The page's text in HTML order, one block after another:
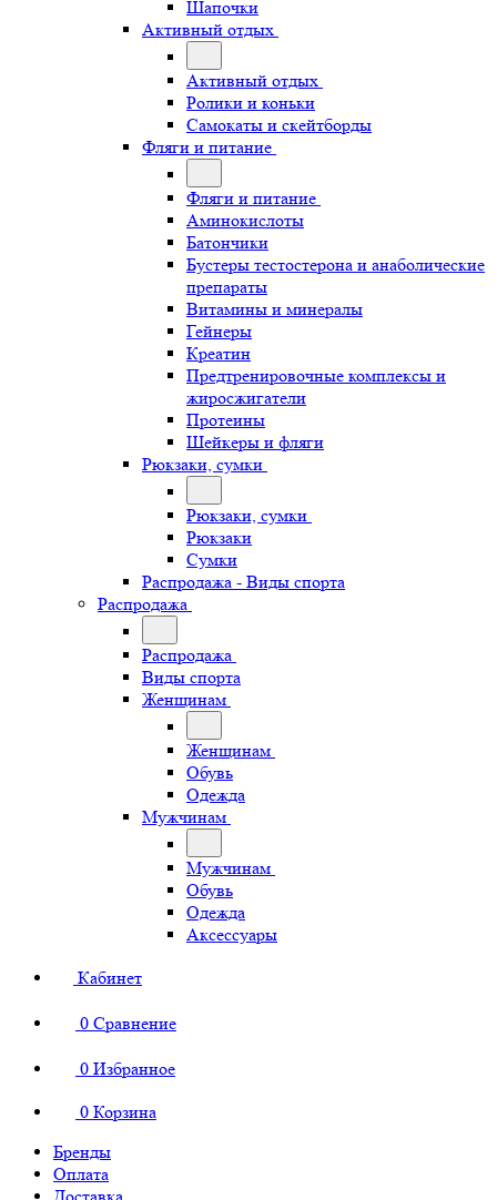
Шапочки
Активный отдых
Активный отдых
Ролики и коньки
Самокаты и скейтборды
Фляги и питание
Фляги и питание
Аминокислоты
Батончики
Бустеры тестостерона и анаболические
препараты
Витамины и минералы
Гейнеры
Креатин
Предтренировочные комплексы и
жиросжигатели
Протеины
Шейкеры и фляги
Рюкзаки, сумки
Рюкзаки, сумки
Рюкзаки
Сумки
Распродажа - Виды спорта
Распродажа
Распродажа
Виды спорта
Женщинам
Женщинам
Обувь
Одежда
Мужчинам
Мужчинам
Обувь
Одежда
Аксессуары
Кабинет
0 Сравнение
0 Избранное
0 Корзина
Бренды
Оплата